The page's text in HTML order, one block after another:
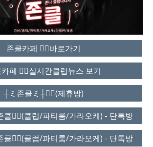
존클카페 ❤️‍🔥바로가기
페 ❤️‍🔥실시간클럽뉴스 보기
┼ミ존클ミ┼❤️‍🔥(제휴방)
❤️‍🔥(클럽/파티룸/가라오케) - 단톡방
❤️‍🔥(클럽/파티룸/가라오케) - 단톡방